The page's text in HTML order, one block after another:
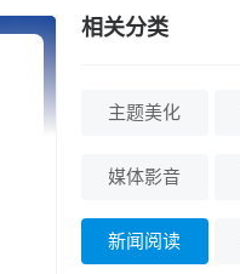
相关分类
主题美化
媒体影音
新闻阅读